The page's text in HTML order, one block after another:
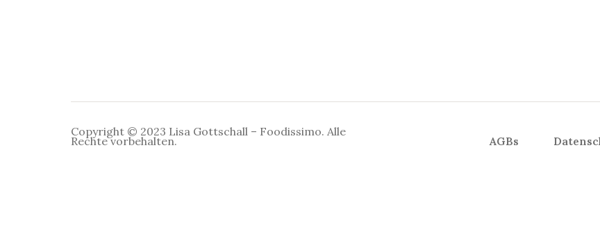
Copyright © 2023 Lisa Gottschall – Foodissimo. Alle
Rechte vorbehalten. AGBs